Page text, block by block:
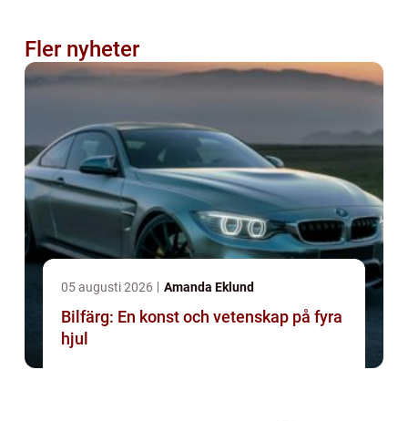
Fler nyheter
05 augusti 2026 Amanda Eklund
Bilfärg: En konst och vetenskap på fyra
hjul